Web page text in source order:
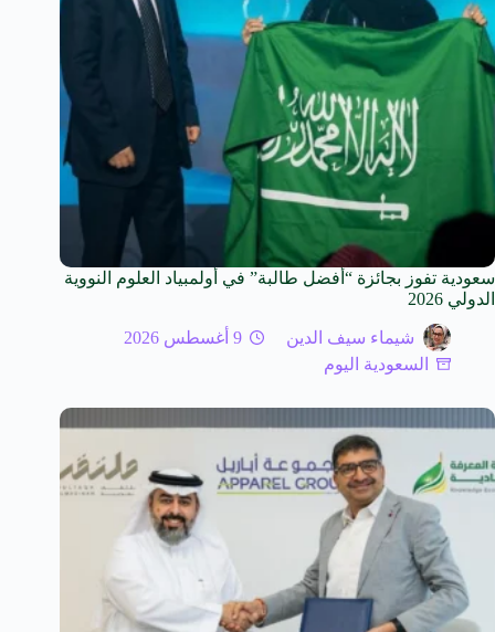
سعودية تفوز بجائزة “أفضل طالبة” في أولمبياد العلوم النووية
الدولي 2026
شيماء سيف الدين
9 أغسطس 2026
السعودية اليوم